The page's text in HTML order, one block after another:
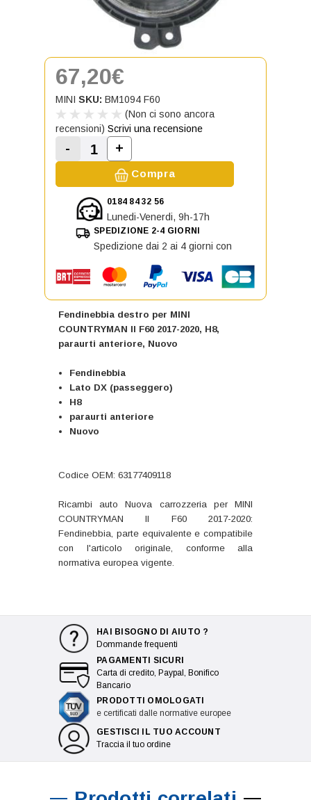
Fendinebbia destro per MINI
COUNTRYMAN II F60 2017-2020, H8,
paraurti anteriore, Nuovo
Fendinebbia
Lato DX (passeggero)
H8
paraurti anteriore
Nuovo
Codice OEM: 63177409118
Ricambi auto Nuova carrozzeria per MINI
COUNTRYMAN II F60 2017-2020:
Fendinebbia, parte equivalente e compatibile
con l'articolo originale, conforme alla
normativa europea vigente.
67,20€
MINI SKU: BM1094 F60
(Non ci sono ancora
recensioni) Scrivi una recensione
Diminuisci la quantità di Fendinebbia destro
-
Aumenta la quantità di
+
Compra
0184 84 32 56
Lunedi-Venerdi, 9h-17h
SPEDIZIONE 2-4 GIORNI
Spedizione dai 2 ai 4 giorni con
HAI BISOGNO DI AIUTO ?
Dommande frequenti
PAGAMENTI SICURI
Carta di credito, Paypal, Bonifico
Bancario
PRODOTTI OMOLOGATI
e certificati dalle normative europee
GESTISCI IL TUO ACCOUNT
Traccia il tuo ordine